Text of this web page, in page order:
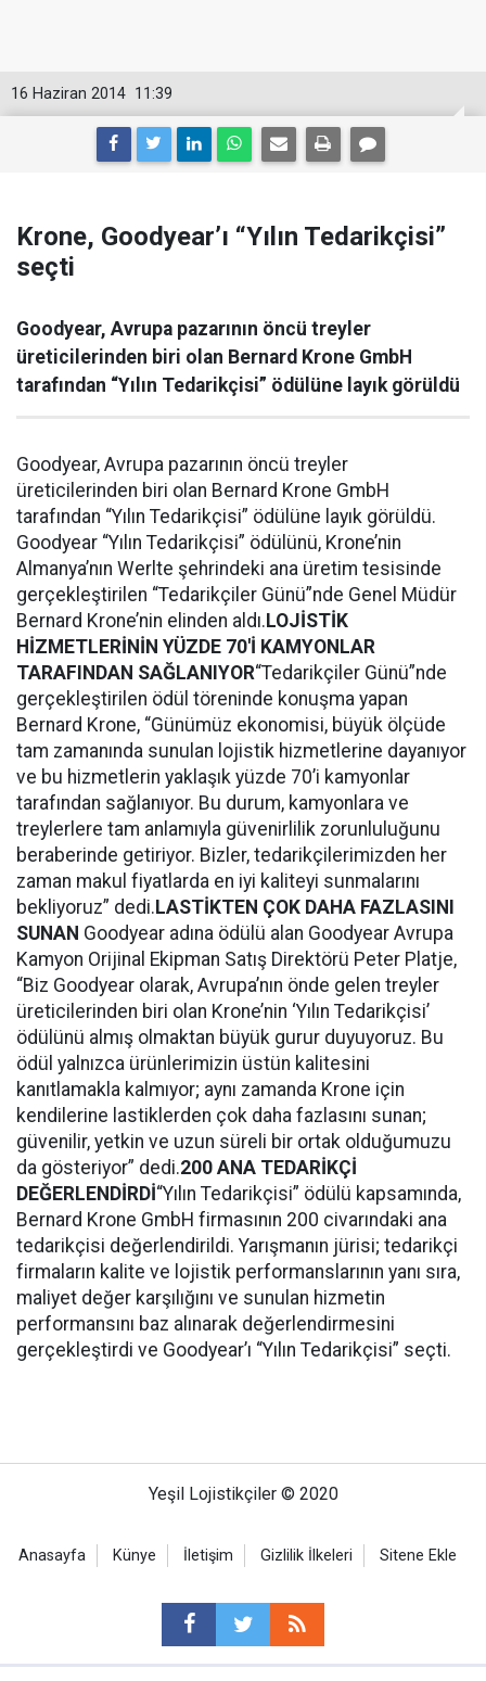
11:39
16 Haziran 2014
Krone, Goodyear’ı “Yılın Tedarikçisi”
seçti
Goodyear, Avrupa pazarının öncü treyler
üreticilerinden biri olan Bernard Krone GmbH
tarafından “Yılın Tedarikçisi” ödülüne layık görüldü
Goodyear, Avrupa pazarının öncü treyler
üreticilerinden biri olan Bernard Krone GmbH
tarafından “Yılın Tedarikçisi” ödülüne layık görüldü.
Goodyear “Yılın Tedarikçisi” ödülünü, Krone’nin
Almanya’nın Werlte şehrindeki ana üretim tesisinde
gerçekleştirilen “Tedarikçiler Günü”nde Genel Müdür
Bernard Krone’nin elinden aldı. LOJİSTİK
HİZMETLERİNİN YÜZDE 70'İ KAMYONLAR
TARAFINDAN SAĞLANIYOR“Tedarikçiler Günü”nde
gerçekleştirilen ödül töreninde konuşma yapan
Bernard Krone, “Günümüz ekonomisi, büyük ölçüde
tam zamanında sunulan lojistik hizmetlerine dayanıyor
ve bu hizmetlerin yaklaşık yüzde 70’i kamyonlar
tarafından sağlanıyor. Bu durum, kamyonlara ve
treylerlere tam anlamıyla güvenirlilik zorunluluğunu
beraberinde getiriyor. Bizler, tedarikçilerimizden her
zaman makul fiyatlarda en iyi kaliteyi sunmalarını
bekliyoruz” dedi. LASTİKTEN ÇOK DAHA FAZLASINI
SUNAN Goodyear adına ödülü alan Goodyear Avrupa
Kamyon Orijinal Ekipman Satış Direktörü Peter Platje,
“Biz Goodyear olarak, Avrupa’nın önde gelen treyler
üreticilerinden biri olan Krone’nin ‘Yılın Tedarikçisi’
ödülünü almış olmaktan büyük gurur duyuyoruz. Bu
ödül yalnızca ürünlerimizin üstün kalitesini
kanıtlamakla kalmıyor; aynı zamanda Krone için
kendilerine lastiklerden çok daha fazlasını sunan;
güvenilir, yetkin ve uzun süreli bir ortak olduğumuzu
da gösteriyor” dedi.200 ANA TEDARİKÇİ
DEĞERLENDİRDİ“Yılın Tedarikçisi” ödülü kapsamında,
Bernard Krone GmbH firmasının 200 civarındaki ana
tedarikçisi değerlendirildi. Yarışmanın jürisi; tedarikçi
firmaların kalite ve lojistik performanslarının yanı sıra,
maliyet değer karşılığını ve sunulan hizmetin
performansını baz alınarak değerlendirmesini
gerçekleştirdi ve Goodyear’ı “Yılın Tedarikçisi” seçti.
Yeşil Lojistikçiler © 2020
Anasayfa Künye İletişim Gizlilik İlkeleri Sitene Ekle